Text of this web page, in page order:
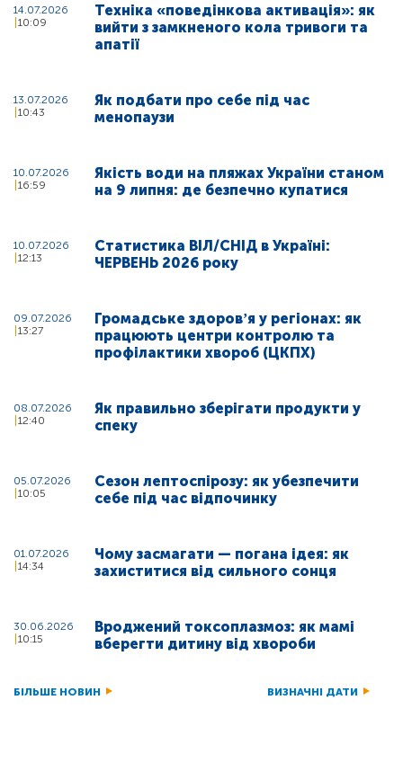
14.07.2026
10:09
Техніка «поведінкова активація»: як
вийти з замкненого кола тривоги та
апатії
13.07.2026
10:43
Як подбати про себе під час
менопаузи
10.07.2026
16:59
Якість води на пляжах України станом
на 9 липня: де безпечно купатися
10.07.2026
12:13
Статистика ВІЛ/СНІД в Україні:
ЧЕРВЕНЬ 2026 року
09.07.2026
13:27
Громадське здоровʼя у регіонах: як
працюють центри контролю та
профілактики хвороб (ЦКПХ)
08.07.2026
12:40
Як правильно зберігати продукти у
спеку
05.07.2026
10:05
Сезон лептоспірозу: як убезпечити
себе під час відпочинку
01.07.2026
14:34
Чому засмагати — погана ідея: як
захиститися від сильного сонця
30.06.2026
10:15
Вроджений токсоплазмоз: як мамі
вберегти дитину від хвороби
БІЛЬШЕ НОВИН ВИЗНАЧНІ ДАТИ